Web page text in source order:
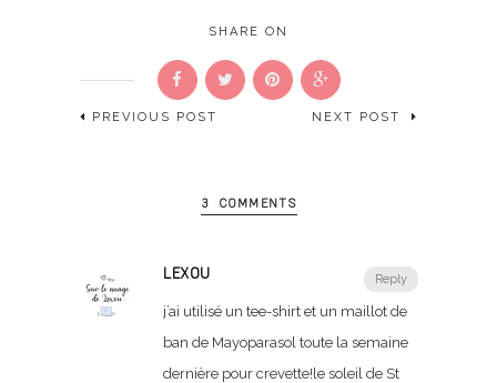
SHARE ON
PREVIOUS POST NEXT POST
3 COMMENTS
Reply
LEXOU
j’ai utilisé un tee-shirt et un maillot de
ban de Mayoparasol toute la semaine
dernière pour crevette!le soleil de St